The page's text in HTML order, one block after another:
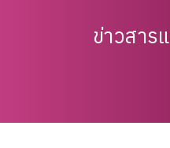
บริการของเราข่าวสาร